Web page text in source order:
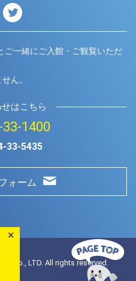
ご一緒にご入館・ご観覧いただ
ん。
はこちら
1400
33-5435
ォーム
LTD. All rights reserved.
×